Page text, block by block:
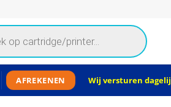
AFREKENEN Wij versturen